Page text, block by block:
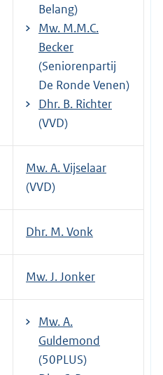
Belang)
Mw. M.M.C.
Becker
(Seniorenpartij
De Ronde Venen)
Dhr. B. Richter
(VVD)
Mw. A. Vijselaar
(VVD)
Dhr. M. Vonk
Mw. J. Jonker
Mw. A.
Guldemond
(50PLUS)